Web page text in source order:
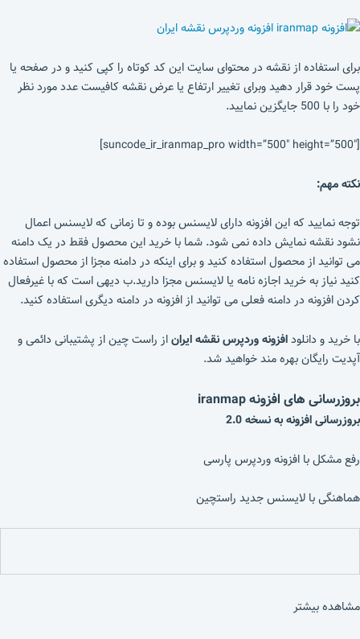
برای استفاده از نقشه در محتوای سایت این کد کوتاه را کپی کنید و در صفحه یا
پست خود قرار دهید وبرای تغییر ارتفاع یا عرض نقشه کافیست عدد مورد نظر
خود را با 500 جایگزین نمایید.
[suncode_ir_iranmap_pro width=”500″ height=”500″]
نکته مهم:
توجه نمایید که این افزونه دارای لایسنس بوده و تا زمانی که لایسنس اعمال
نشود نقشه نمایش داده نمی شود. شما با خرید این محصول فقط در یک دامنه
می توانید از محصول استفاده کنید و برای اینکه در دامنه مجزا از محصول استفاده
کنید نیاز به خرید اجازه نامه یا لایسنس مجزا دارید.ب دیهی است که با غیرفعال
کردن افزونه در دامنه فعلی می توانید از افزونه در دامنه دیگری استفاده کنید.
با خرید و دانلودافزونه وردپرس نقشه ایراناز راست چین از پشتیبانی دائمی و
آپدیت رایگان بهره مند خواهید شد.
بروزرسانی های افزونه iranmap
بروزرسانی افزونه به نسخه 2.0
رفع مشکل با افزونه وردپرس پارسی
هماهنگی با لایسنس جدید راستچین
مشاهده بیشتر